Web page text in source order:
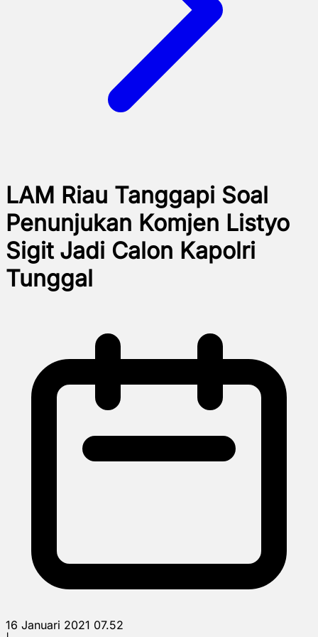
LAM Riau Tanggapi Soal
Penunjukan Komjen Listyo
Sigit Jadi Calon Kapolri
Tunggal
16 Januari 2021 07.52